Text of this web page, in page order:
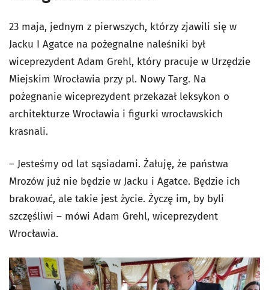
23 maja, jednym z pierwszych, którzy zjawili się w
Jacku I Agatce na pożegnalne naleśniki był
wiceprezydent Adam Grehl, który pracuje w Urzędzie
Miejskim Wrocławia przy pl. Nowy Targ. Na
pożegnanie wiceprezydent przekazał leksykon o
architekturze Wrocławia i figurki wrocławskich
krasnali.
– Jesteśmy od lat sąsiadami. Żałuję, że państwa
Mrozów już nie będzie w Jacku i Agatce. Będzie ich
brakować, ale takie jest życie. Życzę im, by byli
szczęśliwi – mówi Adam Grehl, wiceprezydent
Wrocławia.